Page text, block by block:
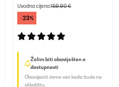
Uvodna cijena:159,90 €
-23%
Želim biti obaviješten o
dostupnosti
Obavijestit ćemo vas kada bude na
skladištu.